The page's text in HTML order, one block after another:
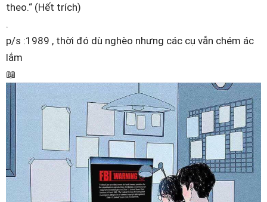
theo.“ (Hết trích)
.
p/s :1989 , thời đó dù nghèo nhưng các cụ vẫn chém ác
lắm
📖